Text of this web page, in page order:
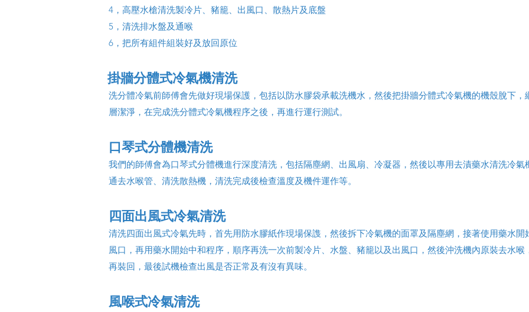
4，高壓水槍清洗製冷片、豬籠、出風口、散熱片及底盤
5，清洗排水盤及通喉
6，把所有組件組裝好及放回原位
掛牆分體式冷氣機清洗
洗分體冷氣前師傅會先做好現場保護，包括以防水膠袋承載洗機水，然後把掛牆分體式冷氣機的機殼脫下
層潔淨，在完成洗分體式冷氣機程序之後，再進行運行測試。
口琴式分體機清洗
我們的師傅會為口琴式分體機進行深度清洗，包括隔塵網、出風扇、冷凝器，然後以專用去漬藥水清洗冷
通去水喉管、清洗散熱機，清洗完成後檢查溫度及機件運作等。
四面出風式冷氣清洗
清洗四面出風式冷氣先時，首先用防水膠紙作現場保謢，然後拆下冷氣機的面罩及隔塵網，接著使用藥水
風口，再用藥水開始中和程序，順序再洗一次前製冷片、水盤、豬籠以及出風口，然後沖洗機內原裝去水
再裝回，最後試機檢查出風是否正常及有沒有異味。
風喉式冷氣清洗